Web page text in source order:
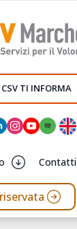
CSV TI INFORMA
Contatti